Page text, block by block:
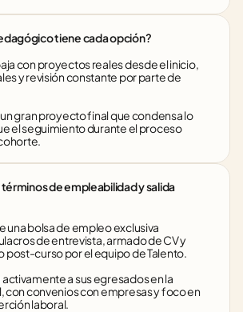
tiene cada opción?
con proyectos reales desde el inicio,
y revisión constante por parte de
gran proyecto final que condensa lo
el seguimiento durante el proceso
de empleabilidad y salida
una bolsa de empleo exclusiva
de entrevista, armado de CV y
curso por el equipo de Talento.
a sus egresados en la
con convenios con empresas y foco en
laboral.